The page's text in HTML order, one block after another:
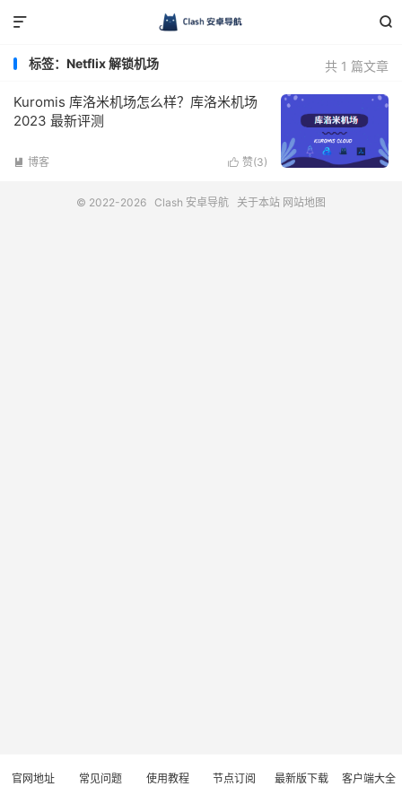


共 1 篇文章
标签：Netflix 解锁机场
Kuromis 库洛米机场怎么样？库洛米机场
2023 最新评测
 赞(3)
 博客
© 2022-2026 Clash 安卓导航 关于本站 网站地图
官网地址 常见问题 使用教程 节点订阅 最新版下载 客户端大全